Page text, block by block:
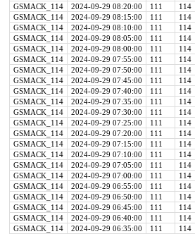
GSMACK_114 2024-09-29 08:20:00 111 114
GSMACK_114
2024-09-29 08:15:00 111 114
GSMACK_114
2024-09-29 08:10:00 111 114
GSMACK_114
2024-09-29 08:05:00 111 114
GSMACK_114
2024-09-29 08:00:00 111 114
GSMACK_114
2024-09-29 07:55:00 111 114
GSMACK_114
2024-09-29 07:50:00 111 114
GSMACK_114
2024-09-29 07:45:00 111 114
GSMACK_114
2024-09-29 07:40:00 111 114
GSMACK_114
2024-09-29 07:35:00 111 114
GSMACK_114
2024-09-29 07:30:00 111 114
GSMACK_114
2024-09-29 07:25:00 111 114
GSMACK_114
2024-09-29 07:20:00 111 114
GSMACK_114
2024-09-29 07:15:00 111 114
GSMACK_114
2024-09-29 07:10:00 111 114
GSMACK_114
2024-09-29 07:05:00 111 114
GSMACK_114
2024-09-29 07:00:00 111 114
GSMACK_114
2024-09-29 06:55:00 111 114
GSMACK_114
2024-09-29 06:50:00 111 114
GSMACK_114
2024-09-29 06:45:00 111 114
GSMACK_114
2024-09-29 06:40:00 111 114
GSMACK_114
2024-09-29 06:35:00 111 114